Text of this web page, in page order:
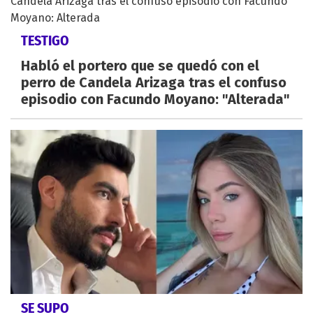
TESTIGO
Habló el portero que se quedó con el
perro de Candela Arizaga tras el confuso
episodio con Facundo Moyano: "Alterada"
SE SUPO